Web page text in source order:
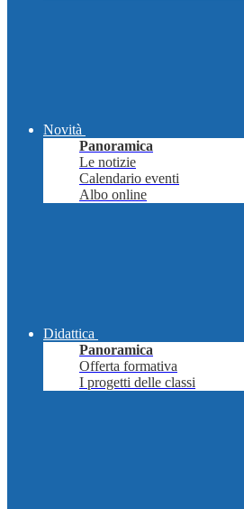
Novità
Panoramica
Le notizie
Calendario eventi
Albo online
Didattica
Panoramica
Offerta formativa
I progetti delle classi